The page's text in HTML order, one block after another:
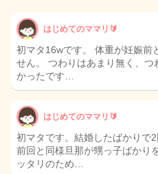
はじめてのママリ🔰
初マタ16wです。 体重が妊娠前
せん。 つわりはあまり無く、
かったです…
はじめてのママリ🔰
初マタです。結婚したばかりで
前回と同様旦那が甥っ子ばかり
ッタリのため…